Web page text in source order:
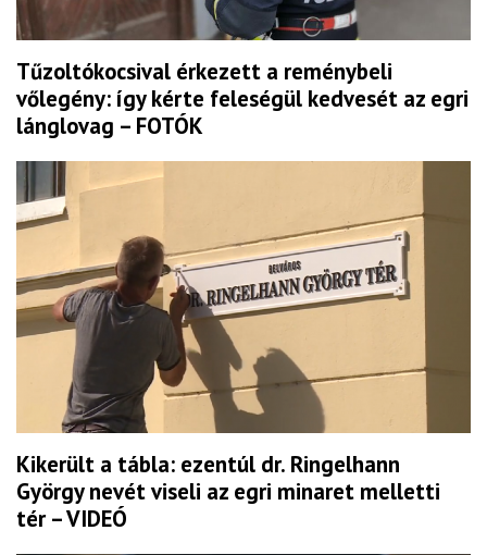
Tűzoltókocsival érkezett a reménybeli
vőlegény: így kérte feleségül kedvesét az egri
lánglovag – FOTÓK
Kikerült a tábla: ezentúl dr. Ringelhann
György nevét viseli az egri minaret melletti
tér – VIDEÓ